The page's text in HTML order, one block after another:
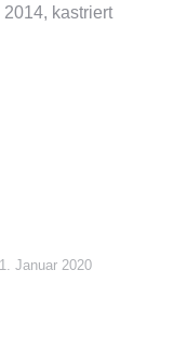
kastriert
1. Januar 2020